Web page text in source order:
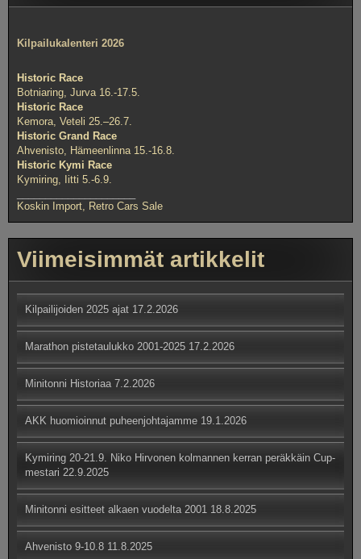
Kilpailukalenteri 2026
Historic Race
Botniaring, Jurva 16.-17.5.
Historic Race
Kemora, Veteli 25.–26.7.
Historic Grand Race
Ahvenisto, Hämeenlinna 15.-16.8.
Historic Kymi Race
Kymiring, Iitti 5.-6.9.
Koskin Import, Retro Cars Sale
Viimeisimmät artikkelit
Kilpailijoiden 2025 ajat 17.2.2026
Marathon pistetaulukko 2001-2025 17.2.2026
Minitonni Historiaa 7.2.2026
AKK huomioinnut puheenjohtajamme 19.1.2026
Kymiring 20-21.9. Niko Hirvonen kolmannen kerran peräkkäin Cup-
mestari 22.9.2025
Minitonni esitteet alkaen vuodelta 2001 18.8.2025
Ahvenisto 9-10.8 11.8.2025